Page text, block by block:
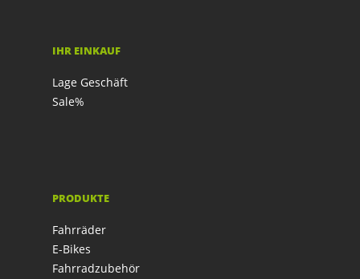
IHR EINKAUF
Lage Geschäft
Sale%
PRODUKTE
Fahrräder
E-Bikes
Fahrradzubehör